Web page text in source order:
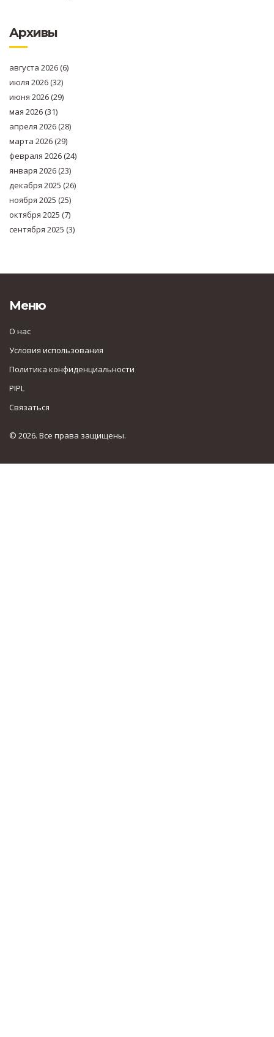
Архивы
августа 2026(6)
июля 2026(32)
июня 2026(29)
мая 2026(31)
апреля 2026(28)
марта 2026(29)
февраля 2026(24)
января 2026(23)
декабря 2025 (26)
ноября 2025 (25)
октября 2025 (7)
сентября 2025 (3)
Меню
О нас
Условия использования
Политика конфиденциальности
PIPL
Связаться
© 2026. Все права защищены.